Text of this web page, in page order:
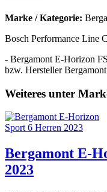
Marke / Kategorie:
Bosch Performance Line
- Bergamont E-Horizon
bzw. Hersteller
Weiteres unter
Bergamont E-
2023